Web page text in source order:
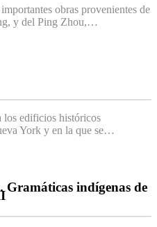
obras provenientes de
y del Ping Zhou,…
los edificios históricos
York y en la que se…
indígenas de